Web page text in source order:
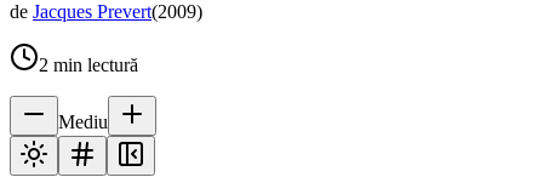
de Jacques Prevert(2009)
2 min lectură
Mediu